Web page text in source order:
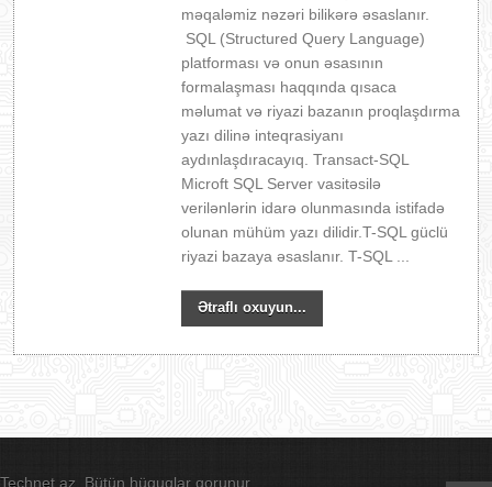
məqaləmiz nəzəri bilikərə əsaslanır.
SQL (Structured Query Language)
platforması və onun əsasının
formalaşması haqqında qısaca
məlumat və riyazi bazanın proqlaşdırma
yazı dilinə inteqrasiyanı
aydınlaşdıracayıq. Transact-SQL
Microft SQL Server vasitəsilə
verilənlərin idarə olunmasında istifadə
olunan mühüm yazı dilidir.T-SQL güclü
riyazi bazaya əsaslanır. T-SQL ...
Ətraflı oxuyun...
Technet.az. Bütün hüquqlar qorunur.